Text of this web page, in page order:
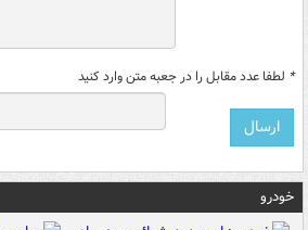
* لطفا عدد مقابل را در جعبه متن وارد کنید
خودرو